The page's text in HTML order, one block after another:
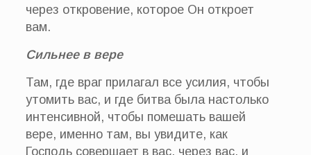
через откровение, которое Он откроет
вам.
Сильнее в вере
Там, где враг прилагал все усилия, чтобы
утомить вас, и где битва была настолько
интенсивной, чтобы помешать вашей
вере, именно там, вы увидите, как
Господь совершает в вас, через вас, и